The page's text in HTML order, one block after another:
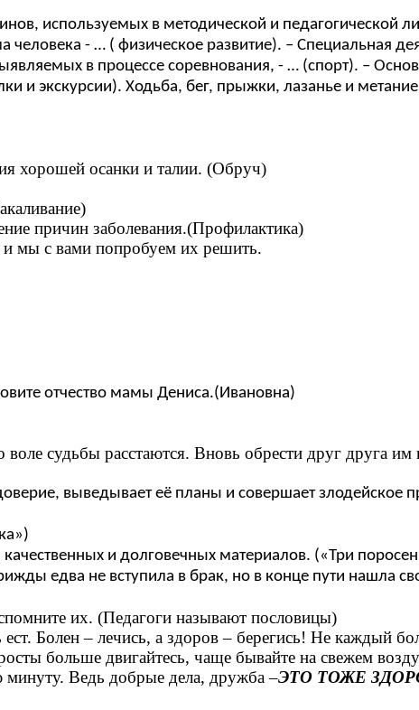
используемых в методической и педагогической
- … ( физическое развитие). – Специальная
в процессе соревнования, - … (спорт). –
и экскурсии). Ходьба, бег, прыжки, лазанье и
хорошей осанки и талии. (Обруч)
причин заболевания.(Профилактика)
и мы с вами попробуем их решить.
отчество мамы Дениса.(Ивановна)
судьбы расстаются. Вновь обрести друг друга им
выведывает её планы и совершает злодейское
и долговечных материалов. («Три
едва не вступила в брак, но в конце пути нашла
их. (Педагоги называют пословицы)
Болен – лечись, а здоров – берегись! Не каждый
больше двигайтесь, чаще бывайте на свежем
минуту. Ведь добрые дела, дружба –ЭТО ТОЖЕ